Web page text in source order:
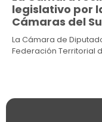
legislativo por
Cámaras del
La Cámara de
Federación Territorial